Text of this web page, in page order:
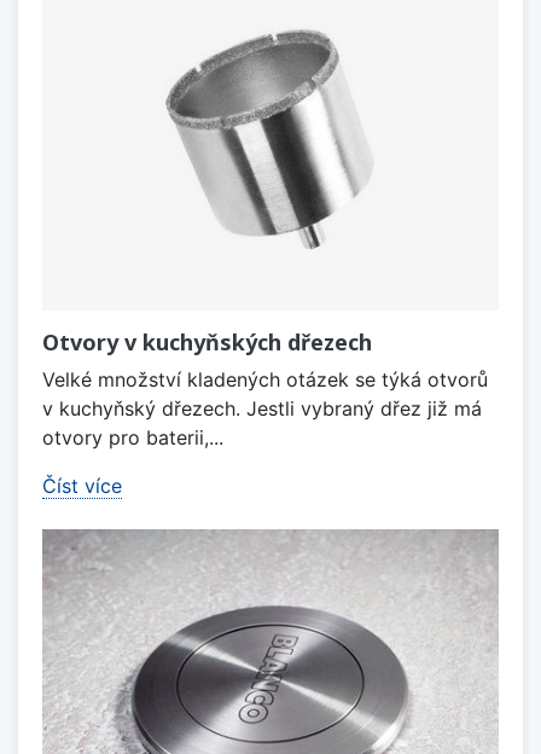
Otvory v kuchyňských dřezech
Velké množství kladených otázek se týká otvorů
v kuchyňský dřezech. Jestli vybraný dřez již má
otvory pro baterii,...
Číst více